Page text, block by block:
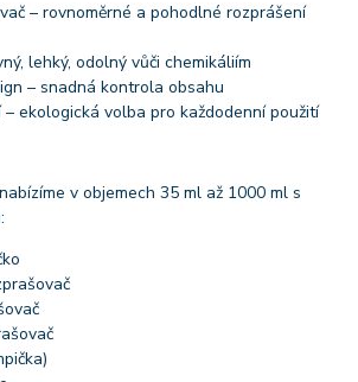
– rovnoměrné a pohodlné rozprášení
lehký, odolný vůči chemikáliím
– snadná kontrola obsahu
ekologická volba pro každodenní použití
v objemech 35 ml až 1000 ml s